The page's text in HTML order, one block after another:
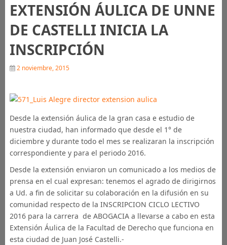
EXTENSIÓN ÁULICA DE UNNE
DE CASTELLI INICIA LA
INSCRIPCIÓN
2 noviembre, 2015
Desde la extensión áulica de la gran casa e estudio de
nuestra ciudad, han informado que desde el 1° de
diciembre y durante todo el mes se realizaran la inscripción
correspondiente y para el periodo 2016.
Desde la extensión enviaron un comunicado a los medios de
prensa en el cual expresan: tenemos el agrado de dirigirnos
a Ud. a fin de solicitar su colaboración en la difusión en su
comunidad respecto de la INSCRIPCION CICLO LECTIVO
2016 para la carrera de ABOGACIA a llevarse a cabo en esta
Extensión Áulica de la Facultad de Derecho que funciona en
esta ciudad de Juan José Castelli.-